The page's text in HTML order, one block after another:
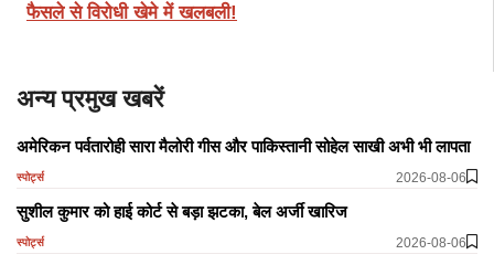
फैसले से विरोधी खेमे में खलबली!
अन्य प्रमुख खबरें
अमेरिकन पर्वतारोही सारा मैलोरी गीस और पाकिस्तानी सोहेल साखी अभी भी लापता
स्पोर्ट्स 2026-08-06
सुशील कुमार को हाई कोर्ट से बड़ा झटका, बेल अर्जी खारिज
स्पोर्ट्स 2026-08-06